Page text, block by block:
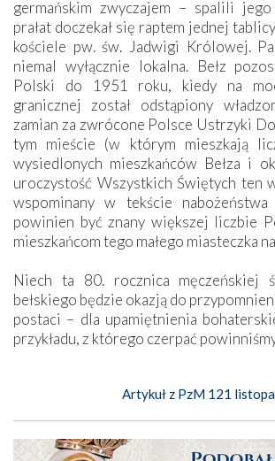
germańskim zwyczajem – spalili jego
prałat doczekał się raptem jednej
kościele pw. św. Jadwigi Królowej.
niemal wyłącznie lokalna. Bełz
Polski do 1951 roku, kiedy na
granicznej został odstąpiony
zamian za zwrócone Polsce Ustrzyki
tym mieście (w którym mieszkają
wysiedlonych mieszkańców Bełza i
uroczystość Wszystkich Świętych ten
wspominany w tekście nabożeństwa
powinien być znany większej liczbie
mieszkańcom tego małego miasteczka
Niech ta 80. rocznica męczeńskiej
bełskiego będzie okazją do
postaci – dla upamiętnienia
przykładu, z którego czerpać
Artykuł z PzM 121